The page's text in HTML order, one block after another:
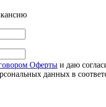
Оферты и даю
данных в